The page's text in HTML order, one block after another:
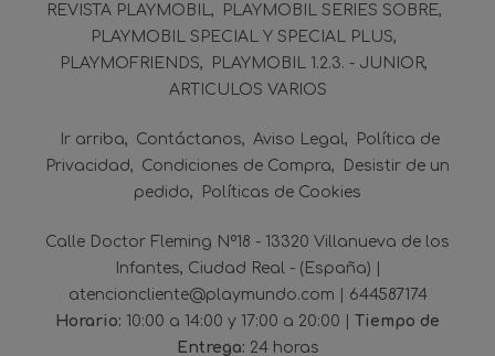
REVISTA PLAYMOBIL
PLAYMOBIL SERIES SOBRE
PLAYMOBIL SPECIAL Y SPECIAL PLUS
PLAYMOFRIENDS
PLAYMOBIL 1.2.3. - JUNIOR
ARTICULOS VARIOS
Ir arriba Contáctanos Aviso Legal
Política de
Privacidad
Condiciones de Compra
Desistir de un
pedido
Políticas de Cookies
Calle Doctor Fleming Nº18 - 13320 Villanueva de los
Infantes, Ciudad Real - (España) |
atencioncliente@playmundo.com | 644587174
Horario: 10:00 a 14:00 y 17:00 a 20:00 | Tiempo de
Entrega: 24 horas